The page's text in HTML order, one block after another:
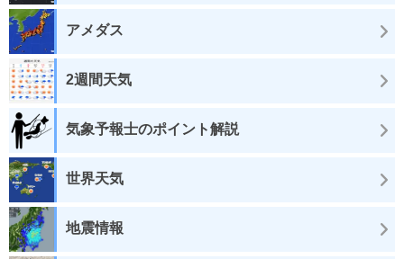
アメダス
2週間天気
気象予報士のポイント解説
世界天気
地震情報